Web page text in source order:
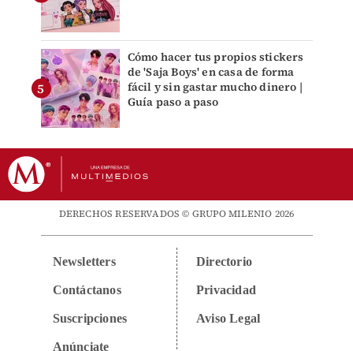
Cómo hacer tus propios stickers
de 'Saja Boys' en casa de forma
fácil y sin gastar mucho dinero |
Guía paso a paso
DERECHOS RESERVADOS © GRUPO MILENIO 2026
Newsletters
Contáctanos
Suscripciones
Anúnciate
Directorio
Privacidad
Aviso Legal